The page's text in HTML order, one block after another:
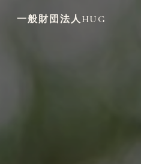
一般財団法人HUG